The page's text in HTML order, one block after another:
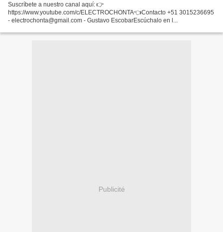
Suscríbete a nuestro canal aquí: 👉
https://www.youtube.com/c/ELECTROCHONTA👈Contacto +51 3015236695
- electrochonta@gmail.com - Gustavo EscobarEscúchalo en l...
Publicité